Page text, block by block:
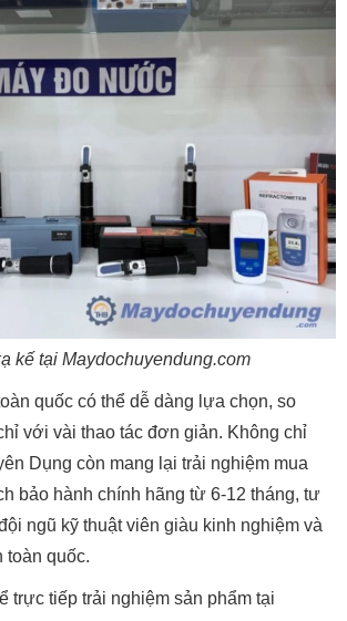
kế tại Maydochuyendung.com
quốc có thể dễ dàng lựa chọn, so
với vài thao tác đơn giản. Không chỉ
Dụng còn mang lại trải nghiệm mua
bảo hành chính hãng từ 6-12 tháng, tư
ngũ kỹ thuật viên giàu kinh nghiệm và
toàn quốc.
trực tiếp trải nghiệm sản phẩm tại